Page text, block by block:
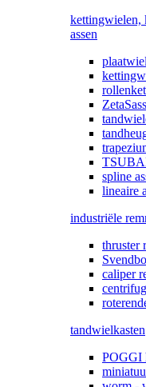
kettingwielen,
assen
spline
lineaire
industriële
thruster
caliper
tandwielkasten
POGGI